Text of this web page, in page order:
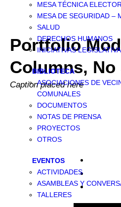
MESA TÉCNICA
MESA DE SEGURIDAD –
SALUD
DERECHOS HUMANOS
INICIATIVAS
BIBLIOTECA
ASOCIACIONES DE
COMUNALES
DOCUMENTOS
NOTAS DE PRENSA
PROYECTOS
OTROS
EVENTOS
ACTIVIDADES
ASAMBLEAS Y
TALLERES
Portfolio
Columns, No
Caption placed here